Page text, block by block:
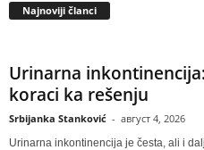
Najnoviji članci
Urinarna
koraci ka rešenju
Srbijanka Stanković - август 4, 2026
Urinarna inkontinencija je česta, ali i